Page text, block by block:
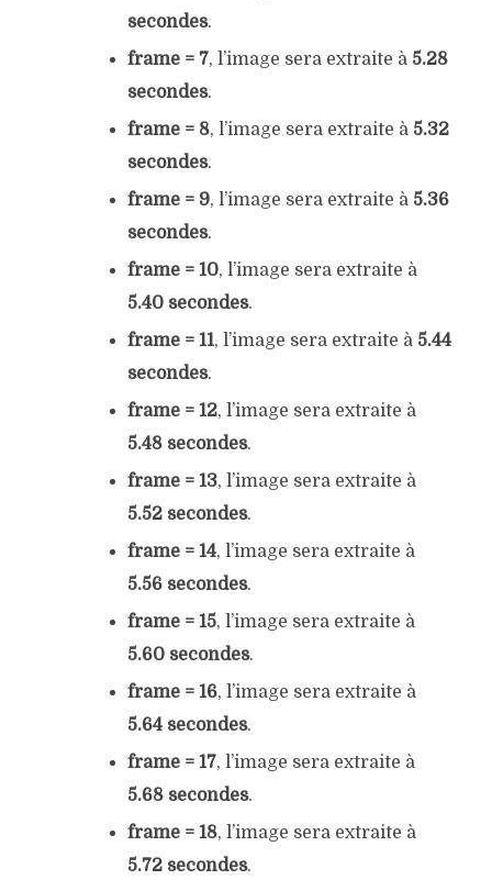
secondes.
frame = 7, l’image sera extraite à 5.28
secondes.
frame = 8, l’image sera extraite à 5.32
secondes.
frame = 9, l’image sera extraite à 5.36
secondes.
frame = 10, l’image sera extraite à
5.40 secondes.
frame = 11, l’image sera extraite à 5.44
secondes.
frame = 12, l’image sera extraite à
5.48 secondes.
frame = 13, l’image sera extraite à
5.52 secondes.
frame = 14, l’image sera extraite à
5.56 secondes.
frame = 15, l’image sera extraite à
5.60 secondes.
frame = 16, l’image sera extraite à
5.64 secondes.
frame = 17, l’image sera extraite à
5.68 secondes.
frame = 18, l’image sera extraite à
5.72 secondes.